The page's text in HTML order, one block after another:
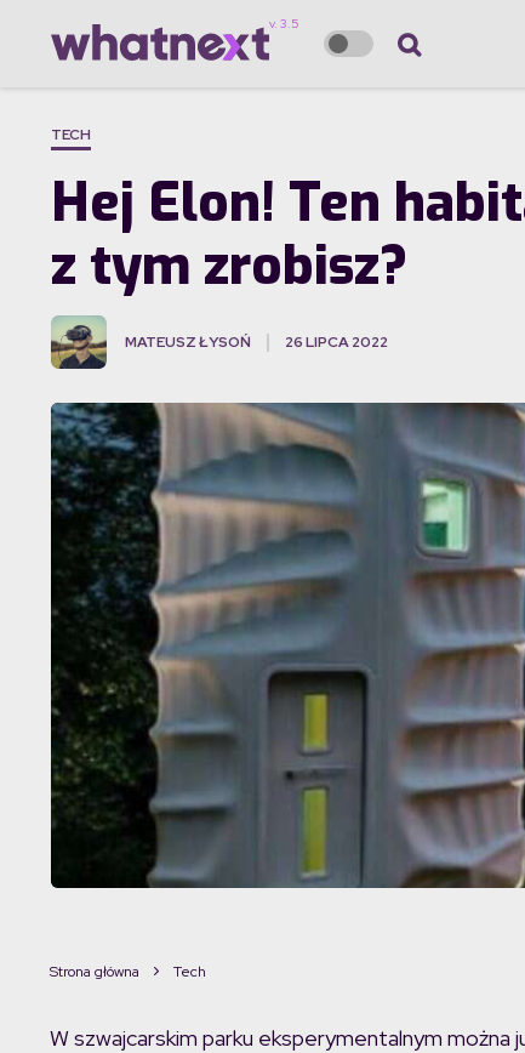
TECH
Hej Elon! Ten
z tym zrobisz?
MATEUSZ ŁYSOŃ 26 LIPCA 2022
Strona główna Tech
W szwajcarskim parku eksperymentalnym